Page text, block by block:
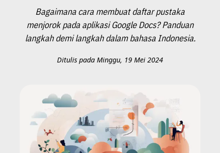
Bagaimana cara membuat daftar pustaka
menjorok pada aplikasi Google Docs? Panduan
langkah demi langkah dalam bahasa Indonesia.
Ditulis pada Minggu, 19 Mei 2024